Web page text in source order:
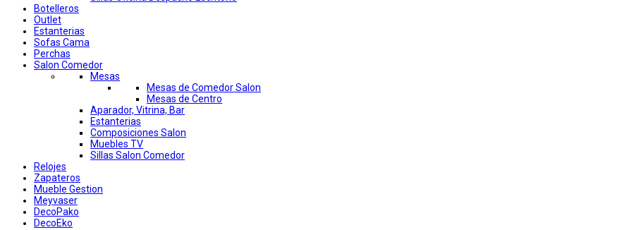
Botelleros
Outlet
Estanterias
Sofas Cama
Perchas
Salon Comedor
Mesas
Mesas de Comedor Salon
Mesas de Centro
Aparador, Vitrina, Bar
Estanterias
Composiciones Salon
Muebles TV
Sillas Salon Comedor
Relojes
Zapateros
Mueble Gestion
Meyvaser
DecoPako
DecoEko